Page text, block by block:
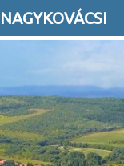
NAGYKOVÁCSI